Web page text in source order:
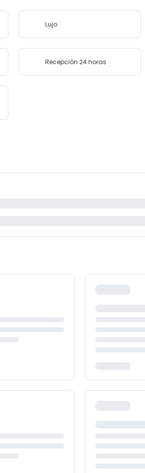
Lujo
Recepción 24 horas